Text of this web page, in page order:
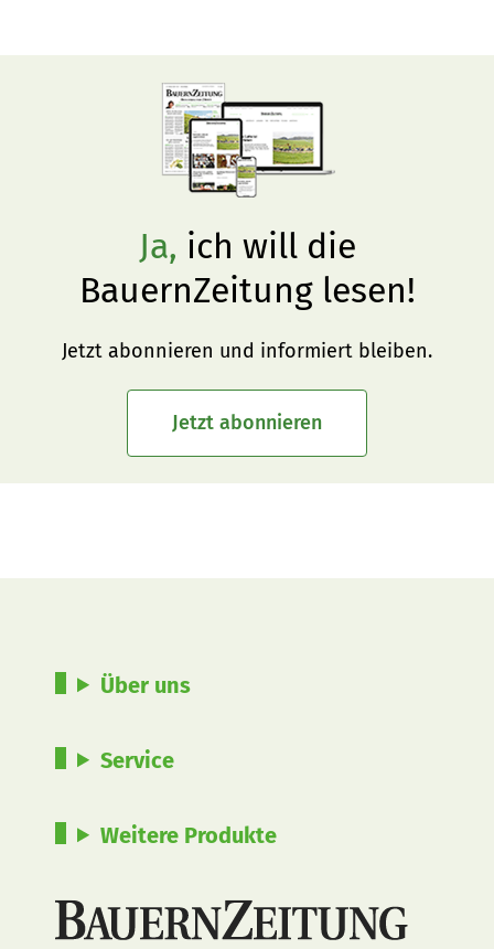
Ja, ich will die
BauernZeitung lesen!
Jetzt abonnieren und informiert bleiben.
Jetzt abonnieren
Über uns
Service
Weitere Produkte